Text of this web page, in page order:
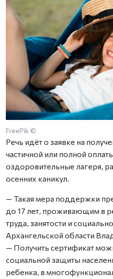
FreePik ©
Речь идёт о заявке на
частичной или полной
оздоровительные лагеря,
осенних каникул.
— Такая мера поддержки
до 17 лет, проживающим в
труда, занятости и
Архангельской области
— Получить сертификат
социальной защиты
ребенка, в